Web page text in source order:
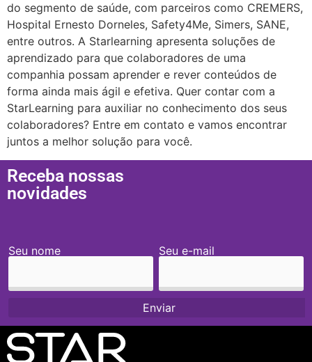
do segmento de saúde, com parceiros como CREMERS,
Hospital Ernesto Dorneles, Safety4Me, Simers, SANE,
entre outros. A Starlearning apresenta soluções de
aprendizado para que colaboradores de uma
companhia possam aprender e rever conteúdos de
forma ainda mais ágil e efetiva. Quer contar com a
StarLearning para auxiliar no conhecimento dos seus
colaboradores? Entre em contato e vamos encontrar
juntos a melhor solução para você.
Receba nossas
novidades
Seu nome Seu e-mail